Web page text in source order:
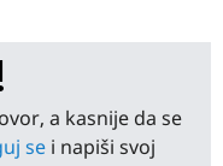
a kasnije da se
se i napiši svoj